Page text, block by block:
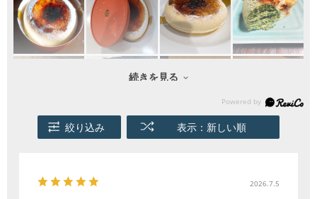
続きを見る
絞り込み 表示：新しい順
2026.7.5